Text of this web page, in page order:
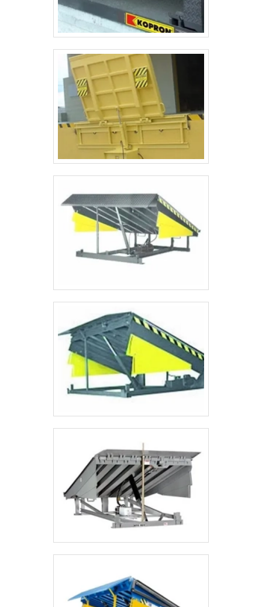
atendimento cuidadoso e que busca a
satisfação do cliente. A ASL Equipamentos é
uma empresa que tem se destacado da
garantem uma entrega de excelência de ponta
a ponta.